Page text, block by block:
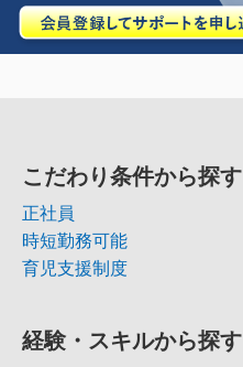
こだわり条件から探す
正社員
時短勤務可能
育児支援制度
経験・スキルから探す